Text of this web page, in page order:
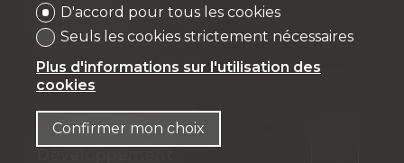
Tél: +41 58 590 30 10
info@vpicourtage.ch
info@vpiproperties.ch
D'accord pour tous les cookies
Seuls les cookies strictement nécessaires
Plus d'informations sur l'utilisation des
cookies
Confirmer mon choix